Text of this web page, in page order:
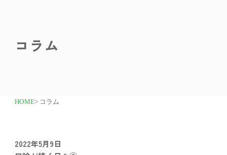
コラム
HOME> コラム
2022年5月9日